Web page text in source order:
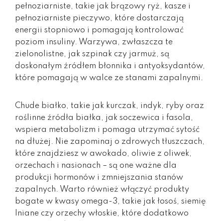
pełnoziarniste, takie jak brązowy ryż, kasze i
pełnoziarniste pieczywo, które dostarczają
energii stopniowo i pomagają kontrolować
poziom insuliny. Warzywa, zwłaszcza te
zielonolistne, jak szpinak czy jarmuż, są
doskonałym źródłem błonnika i antyoksydantów,
które pomagają w walce ze stanami zapalnymi.
Chude białko, takie jak kurczak, indyk, ryby oraz
roślinne źródła białka, jak soczewica i fasola,
wspiera metabolizm i pomaga utrzymać sytość
na dłużej. Nie zapominaj o zdrowych tłuszczach,
które znajdziesz w awokado, oliwie z oliwek,
orzechach i nasionach – są one ważne dla
produkcji hormonów i zmniejszania stanów
zapalnych. Warto również włączyć produkty
bogate w kwasy omega-3, takie jak łosoś, siemię
lniane czy orzechy włoskie, które dodatkowo